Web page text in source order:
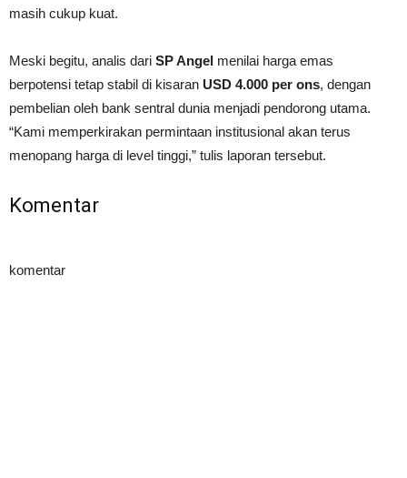
masih cukup kuat.
Meski begitu, analis dari SP Angel menilai harga emas
berpotensi tetap stabil di kisaran USD 4.000 per ons, dengan
pembelian oleh bank sentral dunia menjadi pendorong utama.
“Kami memperkirakan permintaan institusional akan terus
menopang harga di level tinggi,” tulis laporan tersebut.
Komentar
komentar